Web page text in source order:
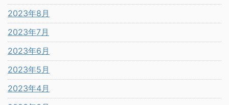
2023年8月
2023年7月
2023年6月
2023年5月
2023年4月